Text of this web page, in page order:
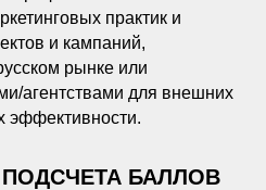
практик и
и кампаний,
рынке или
агентствами для внешних
эффективности.
БАЛЛОВ